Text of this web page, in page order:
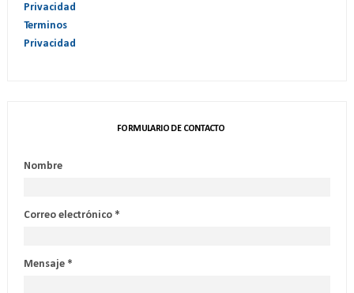
Privacidad
Terminos
Privacidad
FORMULARIO DE CONTACTO
Nombre
Correo electrónico *
Mensaje *